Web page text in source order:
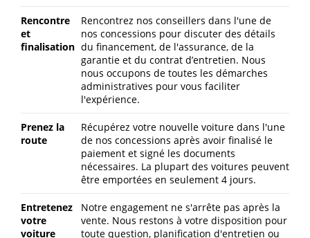
Rencontre
et
finalisation
Rencontrez nos conseillers dans l'une de
nos concessions pour discuter des détails
du financement, de l'assurance, de la
garantie et du contrat d’entretien. Nous
nous occupons de toutes les démarches
administratives pour vous faciliter
l'expérience.
Prenez la
route
Récupérez votre nouvelle voiture dans l'une
de nos concessions après avoir finalisé le
paiement et signé les documents
nécessaires. La plupart des voitures peuvent
être emportées en seulement 4 jours.
Entretenez
votre
voiture
Notre engagement ne s'arrête pas après la
vente. Nous restons à votre disposition pour
toute question, planification d'entretien ou